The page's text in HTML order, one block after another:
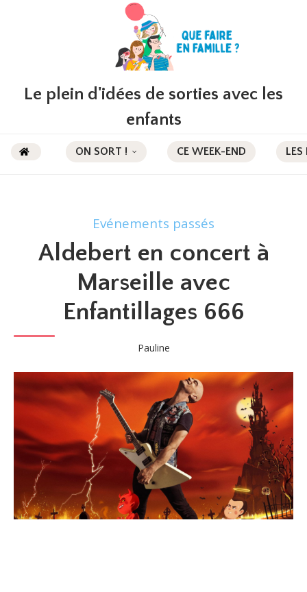
Le plein d'idées de sorties avec les
enfants
ON SORT ! CE WEEK-END LES
Evénements passés
Aldebert en concert à
Marseille avec
Enfantillages 666
Pauline